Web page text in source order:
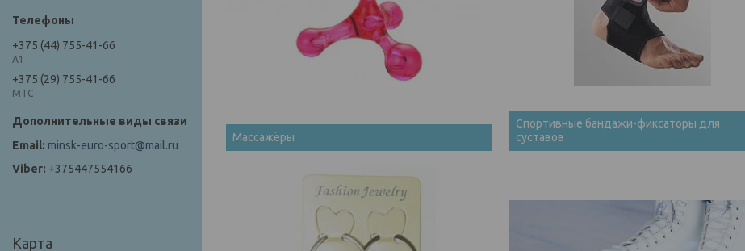
Массажёры
Спортивные бандажи-фиксаторы для
суставов
+375 (44) 755-41-66
А1
+375 (29) 755-41-66
МТС
minsk-euro-sport@mail.ru
+375447554166
Карта